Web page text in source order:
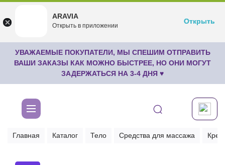
undefined
Бесплатноru.aravia.new
Открыть
УВАЖАЕМЫЕ ПОКУПАТЕЛИ, МЫ СПЕШИМ ОТПРАВИТЬ
ВАШИ ЗАКАЗЫ КАК МОЖНО БЫСТРЕЕ, НО ОНИ МОГУТ
ЗАДЕРЖАТЬСЯ НА 3-4 ДНЯ ♥
Главная Каталог Тело Средства для массажа
ARAVIA
Открыть в приложении
Открыть